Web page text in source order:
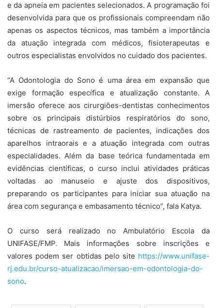
e da apneia em pacientes selecionados. A programação foi
desenvolvida para que os profissionais compreendam não
apenas os aspectos técnicos, mas também a importância
da atuação integrada com médicos, fisioterapeutas e
outros especialistas envolvidos no cuidado dos pacientes.
“A Odontologia do Sono é uma área em expansão que
exige formação específica e atualização constante. A
imersão oferece aos cirurgiões-dentistas conhecimentos
sobre os principais distúrbios respiratórios do sono,
técnicas de rastreamento de pacientes, indicações dos
aparelhos intraorais e a atuação integrada com outras
especialidades. Além da base teórica fundamentada em
evidências científicas, o curso inclui atividades práticas
voltadas ao manuseio e ajuste dos dispositivos,
preparando os participantes para iniciar sua atuação na
área com segurança e embasamento técnico”, fala Katya.
O curso será realizado no Ambulatório Escola da
UNIFASE/FMP. Mais informações sobre inscrições e
valores podem ser obtidas pelo site https://www.unifase-
rj.edu.br/curso-atualizacao/imersao-em-odontologia-do-
sono.